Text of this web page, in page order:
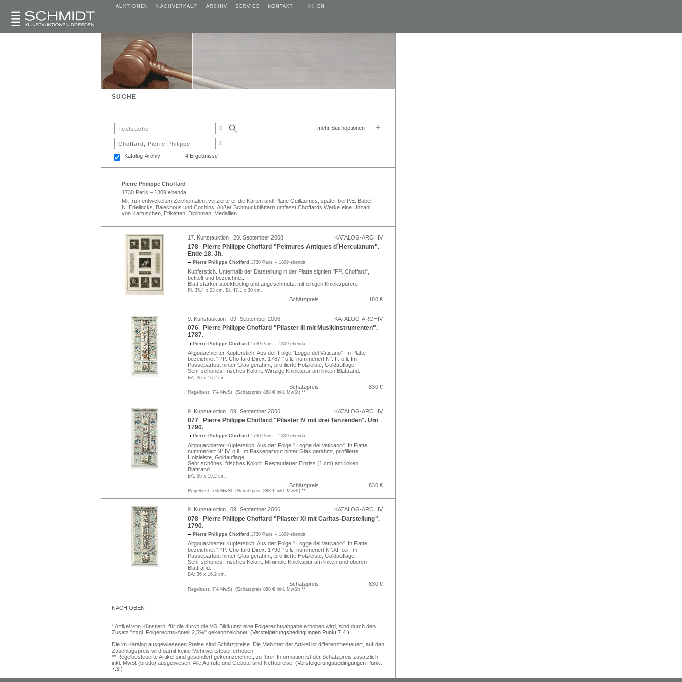
AUKTIONEN NACHVERKAUF ARCHIV SERVICE KONTAKT DE EN
SUCHE
x mehr Suchoptionen +
x
Katalog-Archiv 4 Ergebnisse
Pierre Philippe Choffard
1730 Paris – 1809 ebenda
Mit früh entwickelten Zeichentalent verzierte er die Karten und Pläne Guillaumes, später bei P.E. Babel,
N. Edelincks, Balechous und Cochins. Außer Schmuckblättern umfasst Choffards Werke eine Unzahl
von Kartuschen, Etiketten, Diplomen, Medaillen.
17. Kunstauktion | 20. September 2008 KATALOG-ARCHIV
178 Pierre Philippe Choffard "Peintures Antiques d´Herculanum".
Ende 18. Jh.
Pierre Philippe Choffard 1730 Paris – 1809 ebenda
Kupferstich. Unterhalb der Darstellung in der Platte signiert "PP. Choffard",
betitelt und bezeichnet.
Blatt stärker stockfleckig und angeschmutzt mit einigen Knickspuren.
Pl. 35,4 x 23 cm, Bl. 47,1 x 30 cm.
Schätzpreis 180 €
9. Kunstauktion | 09. September 2006 KATALOG-ARCHIV
076 Pierre Philippe Choffard "Pilaster III mit Musikinstrumenten".
1787.
Pierre Philippe Choffard 1730 Paris – 1809 ebenda
Altgouachierter Kupferstich. Aus der Folge "Logge del Vaticano". In Platte
bezeichnet "P.P. Choffard Direx. 1787." u.li., nummeriert N°.III. o.li. Im
Passepartout hinter Glas gerahmt, profilierte Holzleiste, Goldauflage.
Sehr schönes, frisches Kolorit. Winzige Knickspur am linken Blattrand.
BA: 36 x 16,2 cm.
Schätzpreis 830 €
Regelbest. 7% MwSt (Schätzpreis 888 € inkl. MwSt) **
9. Kunstauktion | 09. September 2006 KATALOG-ARCHIV
077 Pierre Philippe Choffard "Pilaster IV mit drei Tanzenden". Um
1790.
Pierre Philippe Choffard 1730 Paris – 1809 ebenda
Altgouachierter Kupferstich. Aus der Folge " Logge del Vaticano". In Platte
nummeriert N°.IV. o.li. Im Passepartout hinter Glas gerahmt, profilierte
Holzleiste, Goldauflage.
Sehr schönes, frisches Kolorit. Restaurierter Einriss (1 cm) am linken
Blattrand.
BA: 36 x 16,2 cm.
Schätzpreis 830 €
Regelbest. 7% MwSt (Schätzpreis 888 € inkl. MwSt) **
9. Kunstauktion | 09. September 2006 KATALOG-ARCHIV
078 Pierre Philippe Choffard "Pilaster XI mit Caritas-Darstellung".
1790.
Pierre Philippe Choffard 1730 Paris – 1809 ebenda
Altgouachierter Kupferstich. Aus der Folge " Logge del Vaticano". In Platte
bezeichnet "P.P. Choffard Direx. 1790." u.li., nummeriert N°.XI. o.li. Im
Passepartout hinter Glas gerahmt, profilierte Holzleiste, Goldauflage.
Sehr schönes, frisches Kolorit. Minimale Knickspur am linken und oberen
Blattrand.
BA: 36 x 16,2 cm.
Schätzpreis 830 €
Regelbest. 7% MwSt (Schätzpreis 888 € inkl. MwSt) **
NACH OBEN
* Artikel von Künstlern, für die durch die VG Bildkunst eine Folgerechtsabgabe erhoben wird, sind durch den
Zusatz "zzgl. Folgerechts-Anteil 2,5%" gekennzeichnet. (Versteigerungsbedingungen Punkt 7.4.)
Die im Katalog ausgewiesenen Preise sind Schätzpreise. Die Mehrheit der Artikel ist differenzbesteuert, auf den
Zuschlagspreis wird damit keine Mehrwertsteuer erhoben.
** Regelbesteuerte Artikel sind gesondert gekennzeichnet, zu Ihrer Information ist der Schätzpreis zusätzlich
inkl. MwSt (brutto) ausgewiesen. Alle Aufrufe und Gebote sind Nettopreise. (Versteigerungsbedingungen Punkt
7.3.)